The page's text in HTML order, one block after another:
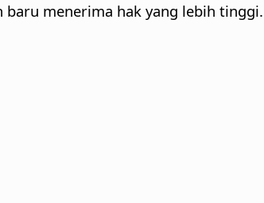
baru menerima hak yang lebih tinggi.